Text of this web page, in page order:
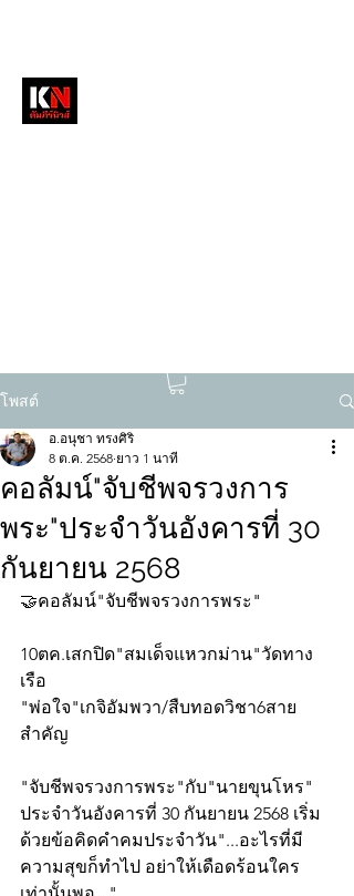
โพสต์
คอลัมน์"จับชีพจรวงการ
พระ"ประจำวันอังคารที่ 30
กันยายน 2568
อ.อนุชา ทรงศิริ
8 ต.ค. 2568 ยาว 1 นาที
🤝คอลัมน์"จับชีพจรวงการพระ"
10ตค.เสกปิด"สมเด็จแหวกม่าน"วัดทาง
เรือ
"พ่อใจ"เกจิอัมพวา/สืบทอดวิชา6สาย
สำคัญ
"จับชีพจรวงการพระ"กับ"นายขุนโหร"
ประจำวันอังคารที่ 30 กันยายน 2568 เริ่ม
ด้วยข้อคิดคำคมประจำวัน"...อะไรที่มี
ความสุขก็ทำไป อย่าให้เดือดร้อนใคร